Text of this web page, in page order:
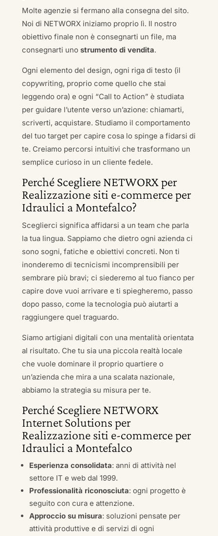
Molte agenzie si fermano alla consegna del sito.
Noi di NETWORX iniziamo proprio lì. Il nostro
obiettivo finale non è consegnarti un file, ma
consegnarti uno strumento di vendita.
Ogni elemento del design, ogni riga di testo (il
copywriting, proprio come quello che stai
leggendo ora) e ogni “Call to Action” è studiata
per guidare l’utente verso un’azione: chiamarti,
scriverti, acquistare. Studiamo il comportamento
del tuo target per capire cosa lo spinge a fidarsi di
te. Creiamo percorsi intuitivi che trasformano un
semplice curioso in un cliente fedele.
Perché Scegliere NETWORX per
Realizzazione siti e-commerce per
Idraulici a Montefalco?
Sceglierci significa affidarsi a un team che parla
la tua lingua. Sappiamo che dietro ogni azienda ci
sono sogni, fatiche e obiettivi concreti. Non ti
inonderemo di tecnicismi incomprensibili per
sembrare più bravi; ci siederemo al tuo fianco per
capire dove vuoi arrivare e ti spiegheremo, passo
dopo passo, come la tecnologia può aiutarti a
raggiungere quel traguardo.
Siamo artigiani digitali con una mentalità orientata
al risultato. Che tu sia una piccola realtà locale
che vuole dominare il proprio quartiere o
un’azienda che mira a una scalata nazionale,
abbiamo la strategia su misura per te.
Perché Scegliere NETWORX
Internet Solutions per
Realizzazione siti e-commerce per
Idraulici a Montefalco
Esperienza consolidata: anni di attività nel
settore IT e web dal 1999.
Professionalità riconosciuta: ogni progetto è
seguito con cura e attenzione.
Approccio su misura: soluzioni pensate per
attività produttive e di servizi di ogni